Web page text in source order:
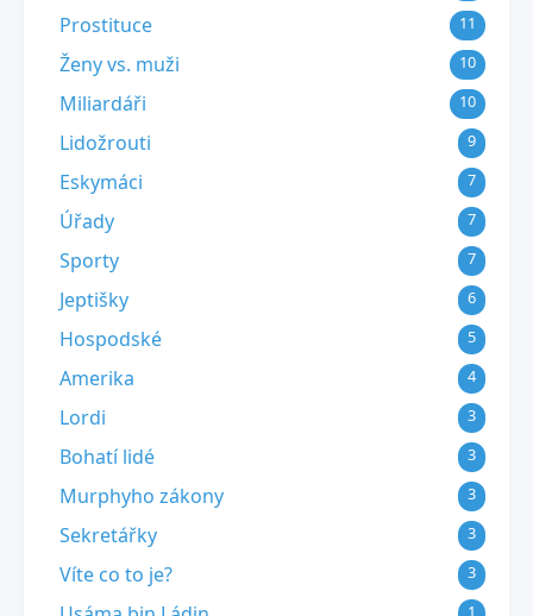
Prostituce 11
Ženy vs. muži 10
Miliardáři 10
Lidožrouti 9
Eskymáci 7
Úřady 7
Sporty 7
Jeptišky 6
Hospodské 5
Amerika 4
Lordi 3
Bohatí lidé 3
Murphyho zákony 3
Sekretářky 3
Víte co to je? 3
1